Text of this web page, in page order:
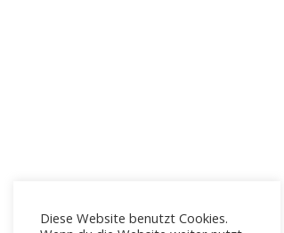
Diese Website benutzt Cookies.